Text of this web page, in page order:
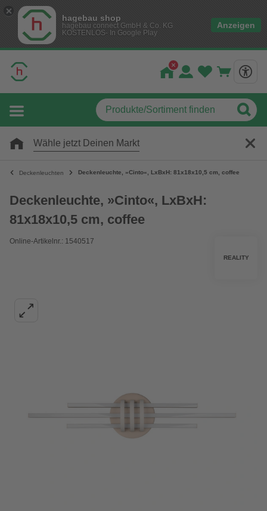
hagebau shop
hagebau connect GmbH & Co. KG
KOSTENLOS- In Google Play
Anzeigen
Wähle jetzt Deinen Markt
Deckenleuchten Deckenleuchte, »Cinto«, LxBxH: 81x18x10,5 cm, coffee
Deckenleuchte, »Cinto«, LxBxH:
81x18x10,5 cm, coffee
Online-Artikelnr.: 1540517
REALITY